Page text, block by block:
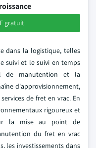
gratuit
dans la logistique, telles
suivi et le suivi en temps
de manutention et la
d'approvisionnement,
de fret en vrac. En
rigoureux et
la mise au point de
du fret en vrac
les investissements dans